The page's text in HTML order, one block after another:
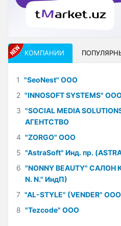
КОМПАНИИ
1 "SeoNest" ООО
2 "INNOSOFT SYSTEMS"
3 "SOCIAL MEDIA
АГЕНТСТВО
4 "ZORGO" ООО
5 "AstraSoft" Инд. пр.
6 "NONNY BEAUTY" САЛОН
N. N." ИндП)
7 "AL-STYLE" (VENDER"
8 "Tezcode" ООО